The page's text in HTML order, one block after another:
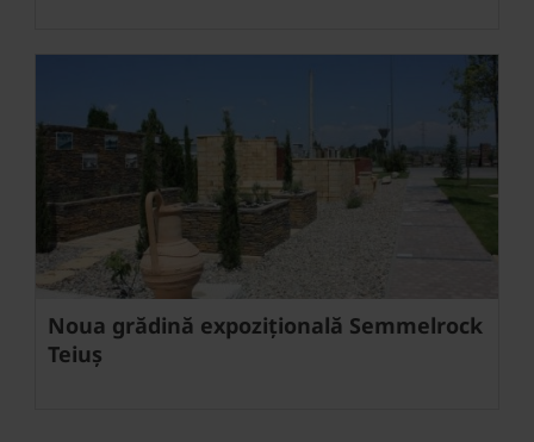
Noua grădină expozițională Semmelrock
Teiuș